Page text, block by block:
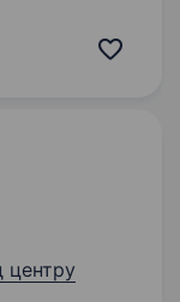
широкій…
центру